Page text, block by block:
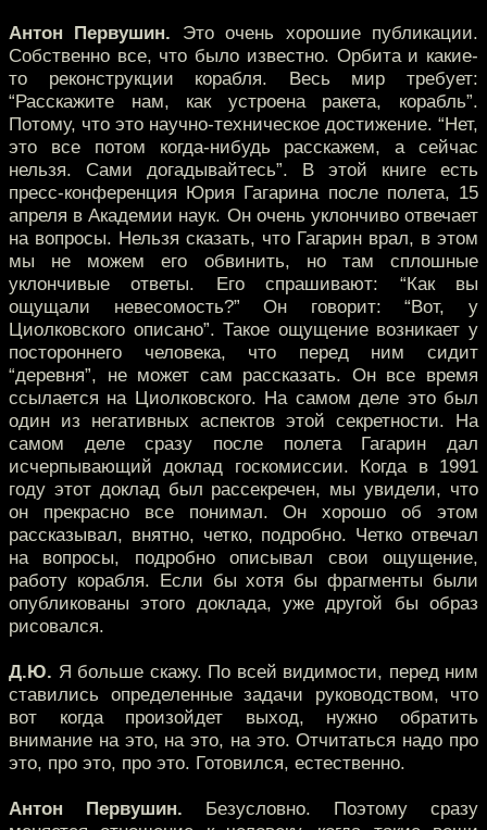
Антон Первушин. Это очень хорошие публикации.
Собственно все, что было известно. Орбита и какие-
то реконструкции корабля. Весь мир требует:
“Расскажите нам, как устроена ракета, корабль”.
Потому, что это научно-техническое достижение. “Нет,
это все потом когда-нибудь расскажем, а сейчас
нельзя. Сами догадывайтесь”. В этой книге есть
пресс-конференция Юрия Гагарина после полета, 15
апреля в Академии наук. Он очень уклончиво отвечает
на вопросы. Нельзя сказать, что Гагарин врал, в этом
мы не можем его обвинить, но там сплошные
уклончивые ответы. Его спрашивают: “Как вы
ощущали невесомость?” Он говорит: “Вот, у
Циолковского описано”. Такое ощущение возникает у
постороннего человека, что перед ним сидит
“деревня”, не может сам рассказать. Он все время
ссылается на Циолковского. На самом деле это был
один из негативных аспектов этой секретности. На
самом деле сразу после полета Гагарин дал
исчерпывающий доклад госкомиссии. Когда в 1991
году этот доклад был рассекречен, мы увидели, что
он прекрасно все понимал. Он хорошо об этом
рассказывал, внятно, четко, подробно. Четко отвечал
на вопросы, подробно описывал свои ощущение,
работу корабля. Если бы хотя бы фрагменты были
опубликованы этого доклада, уже другой бы образ
рисовался.
Д.Ю. Я больше скажу. По всей видимости, перед ним
ставились определенные задачи руководством, что
вот когда произойдет выход, нужно обратить
внимание на это, на это, на это. Отчитаться надо про
это, про это, про это. Готовился, естественно.
Антон Первушин. Безусловно. Поэтому сразу